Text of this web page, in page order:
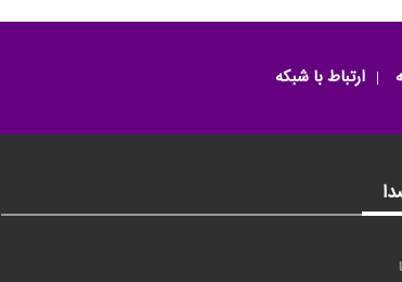
ارتباط با شبکه